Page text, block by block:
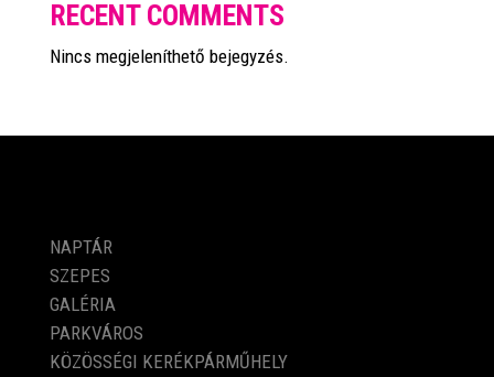
RECENT COMMENTS
Nincs megjeleníthető bejegyzés.
NAPTÁR
SZEPES
GALÉRIA
PARKVÁROS
KÖZÖSSÉGI KERÉKPÁRMŰHELY